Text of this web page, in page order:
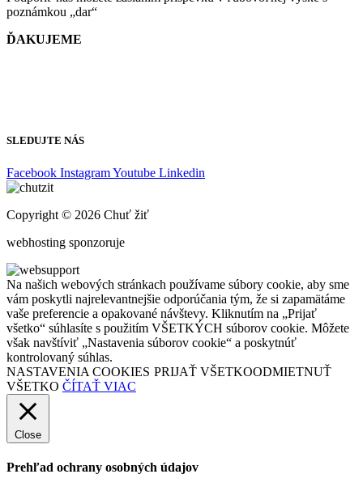
poznámkou „dar“
ĎAKUJEME
SLEDUJTE NÁS
Facebook InstagramYoutube Linkedin
Copyright © 2026 Chuť žiť
webhosting sponzoruje
Na našich webových stránkach používame súbory cookie, aby sme
vám poskytli najrelevantnejšie odporúčania tým, že si zapamätáme
vaše preferencie a opakované návštevy. Kliknutím na „Prijať
všetko“ súhlasíte s použitím VŠETKÝCH súborov cookie. Môžete
však navštíviť „Nastavenia súborov cookie“ a poskytnúť
kontrolovaný súhlas.
NASTAVENIA COOKIES PRIJAŤ VŠETKOODMIETNUŤ
VŠETKO ČÍTAŤ VIAC
Close
Prehľad ochrany osobných údajov